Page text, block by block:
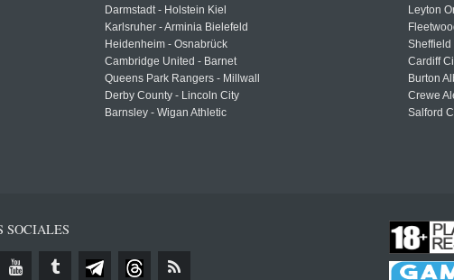
Darmstadt - Holstein Kiel
Karlsruher - Arminia Bielefeld
Heidenheim - Osnabrück
Cambridge United - Barnet
Queens Park Rangers - Millwall
Derby County - Lincoln City
Barnsley - Wigan Athletic
Leyton
Sheffield
Cardiff
Burton
Crewe
Salford
SOCIALES